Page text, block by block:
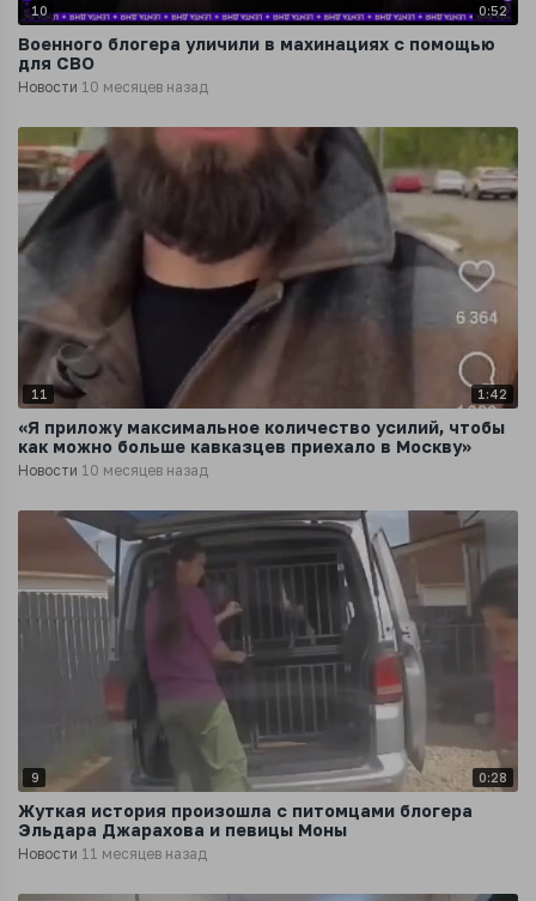
10 0:52
Военного блогера уличили в махинациях с помощью
для СВО
Новости 10 месяцев назад
11 1:42
«Я приложу максимальное количество усилий, чтобы
как можно больше кавказцев приехало в Москву»
Новости 10 месяцев назад
9 0:28
Жуткая история произошла с питомцами блогера
Эльдара Джарахова и певицы Моны
Новости 11 месяцев назад